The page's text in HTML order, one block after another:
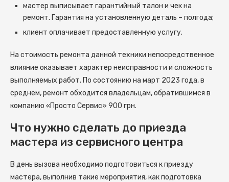
мастер выписывает гарантийный талон и чек на
ремонт. Гарантия на установленную деталь – полгода;
клиент оплачивает предоставленную услугу.
На стоимость ремонта данной техники непосредственное
влияние оказывает характер неисправности и сложность
выполняемых работ. По состоянию на март 2023 года, в
среднем, ремонт обходится владельцам, обратившимся в
компанию «Просто Сервис» 900 грн.
Что нужно сделать до приезда
мастера из сервисного центра
В день вызова необходимо подготовиться к приезду
мастера, выполнив такие мероприятия, как подготовка